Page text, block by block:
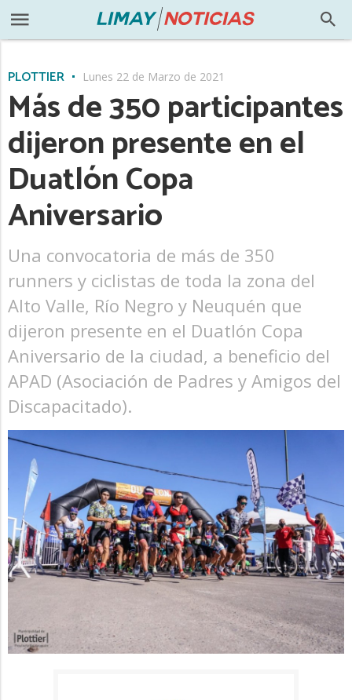
PLOTTIER Lunes 22 de Marzo de 2021
Más de 350 participantes
dijeron presente en el
Duatlón Copa
Aniversario
Una convocatoria de más de 350
runners y ciclistas de toda la zona del
Alto Valle, Río Negro y Neuquén que
dijeron presente en el Duatlón Copa
Aniversario de la ciudad, a beneficio del
APAD (Asociación de Padres y Amigos del
Discapacitado).